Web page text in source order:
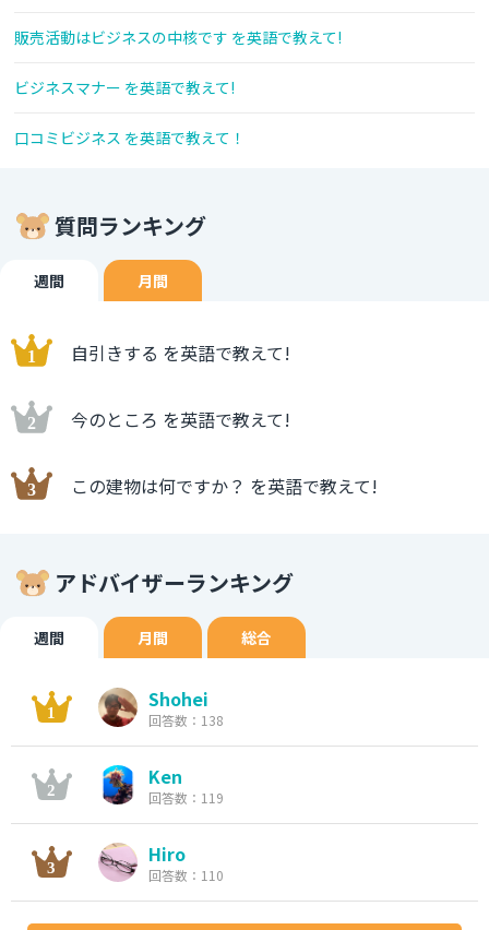
販売活動はビジネスの中核です を英語で教えて!
ビジネスマナー を英語で教えて!
口コミビジネス を英語で教えて！
質問ランキング
週間 月間
自引きする を英語で教えて!
今のところ を英語で教えて!
この建物は何ですか？ を英語で教えて!
アドバイザーランキング
週間 月間 総合
Shohei
回答数：138
Ken
回答数：119
Hiro
回答数：110